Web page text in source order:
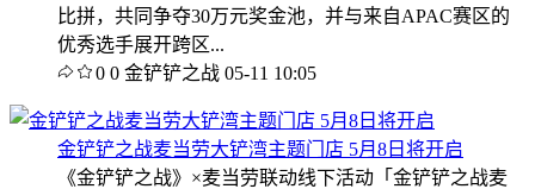
比拼，共同争夺30万元奖金池，并与来自APAC赛区的
优秀选手展开跨区...
0 0 金铲铲之战 05-11 10:05
金铲铲之战麦当劳大铲湾主题门店 5月8日将开启
《金铲铲之战》×麦当劳联动线下活动「金铲铲之战麦